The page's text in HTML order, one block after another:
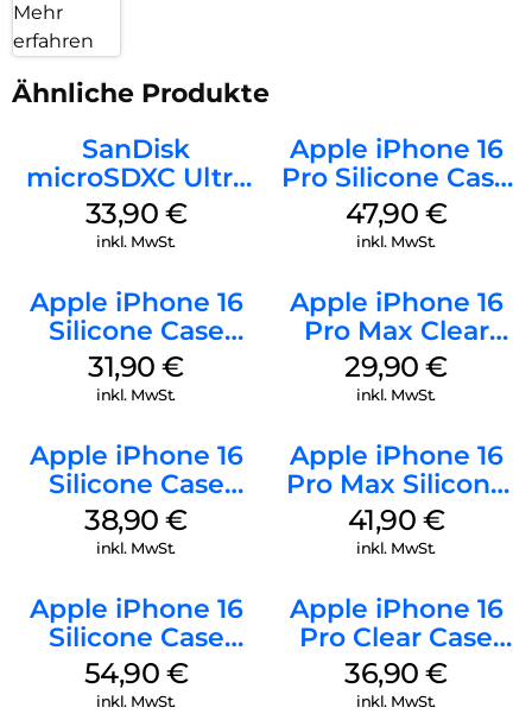
Mehr
erfahren
Ähnliche Produkte
SanDisk
microSDXC Ultra
128 GB + Adapter
Mobile
33,90 €
inkl. MwSt.
Apple iPhone 16
Pro Silicone Case
MagSafe Denim
47,90 €
inkl. MwSt.
Apple iPhone 16
Silicone Case
MagSafe Fuchsia
31,90€
inkl. MwSt.
Apple iPhone 16
Pro Max Clear
Case MagSafe
Transparent
29,90€
inkl. MwSt.
Apple iPhone 16
Silicone Case
MagSafe
Ultramarine
38,90€
inkl. MwSt.
Apple iPhone 16
Pro Max Silicone
Case MagSafe
Ultramarine
41,90 €
inkl. MwSt.
Apple iPhone 16
Silicone Case
MagSafe Lake
Green
54,90 €
inkl. MwSt.
Apple iPhone 16
Pro Clear Case
MagSafe
Transparent
36,90€
inkl. MwSt.